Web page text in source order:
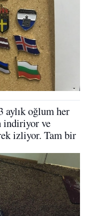
aylık oğlum her
indiriyor ve
izliyor. Tam bir